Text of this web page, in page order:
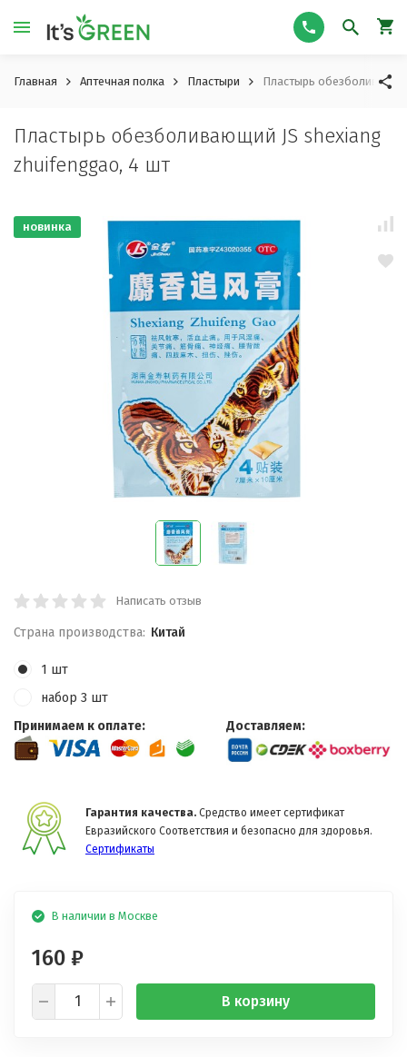
Главная Аптечная полка Пластыри Пластырь
Пластырь обезболивающий JS shexiang
zhuifenggao, 4 шт
новинка
Написать отзыв
Страна производства: Китай
1 шт
набор 3 шт
Принимаем к оплате:
Доставляем:
Гарантия качества. Средство имеет сертификат
Евразийского Соответствия и безопасно для здоровья.
Сертификаты
В наличии в Москве
160 ₽
В корзину